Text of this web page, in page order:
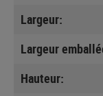
Largeur:
Largeur
Hauteur: